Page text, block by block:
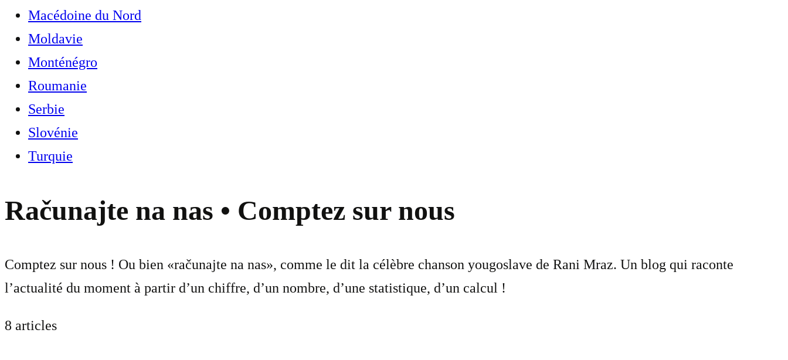
Macédoine du Nord
Moldavie
Monténégro
Roumanie
Serbie
Slovénie
Turquie
Računajte na nas • Comptez sur nous
Comptez sur nous ! Ou bien «računajte na nas», comme le dit la célèbre chanson yougoslave de Rani Mraz. Un blog qui raconte
l’actualité du moment à partir d’un chiffre, d’un nombre, d’une statistique, d’un calcul !
8 articles